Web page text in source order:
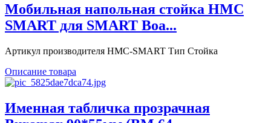
Мобильная напольная стойка HMC
SMART для SMART Boa...
Артикул производителя HMC-SMART Тип Стойка
Описание товара
Именная табличка прозрачная